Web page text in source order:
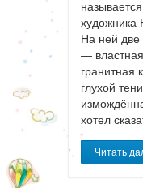
художника
На ней
—
гранитная
глухой
хотел
Читать